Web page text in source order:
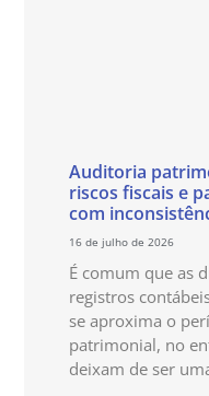
Auditoria
riscos fiscais e
com
16 de julho de 2026
É comum que as
registros
se aproxima o
patrimonial, no
deixam de ser